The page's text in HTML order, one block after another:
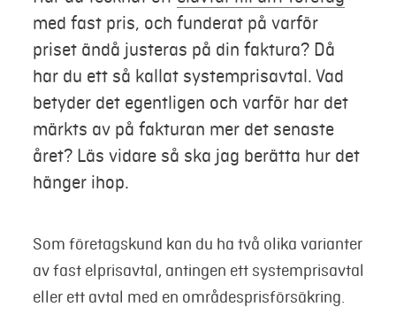
Mina sidor
med fast pris, och funderat på varför
priset ändå justeras på din faktura? Då
har du ett så kallat systemprisavtal. Vad
betyder det egentligen och varför har det
märkts av på fakturan mer det senaste
året? Läs vidare så ska jag berätta hur det
hänger ihop.
Som företagskund kan du ha två olika varianter
av fast elprisavtal, antingen ett systemprisavtal
eller ett avtal med en områdesprisförsäkring.